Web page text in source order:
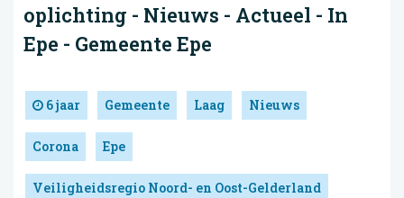
oplichting - Nieuws - Actueel - In
Epe - Gemeente Epe
6 jaar Gemeente Laag Nieuws
Corona Epe
Veiligheidsregio Noord- en Oost-Gelderland